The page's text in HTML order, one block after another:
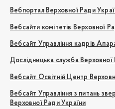
Вебпортал Верховної Ради
Вебсайти комітетів Верховної
Вебсайт Управління кадрів
Дослідницька служба Верховної
Вебсайт Освітній Центр
Вебсайт Управління з питань
Верховної Ради України